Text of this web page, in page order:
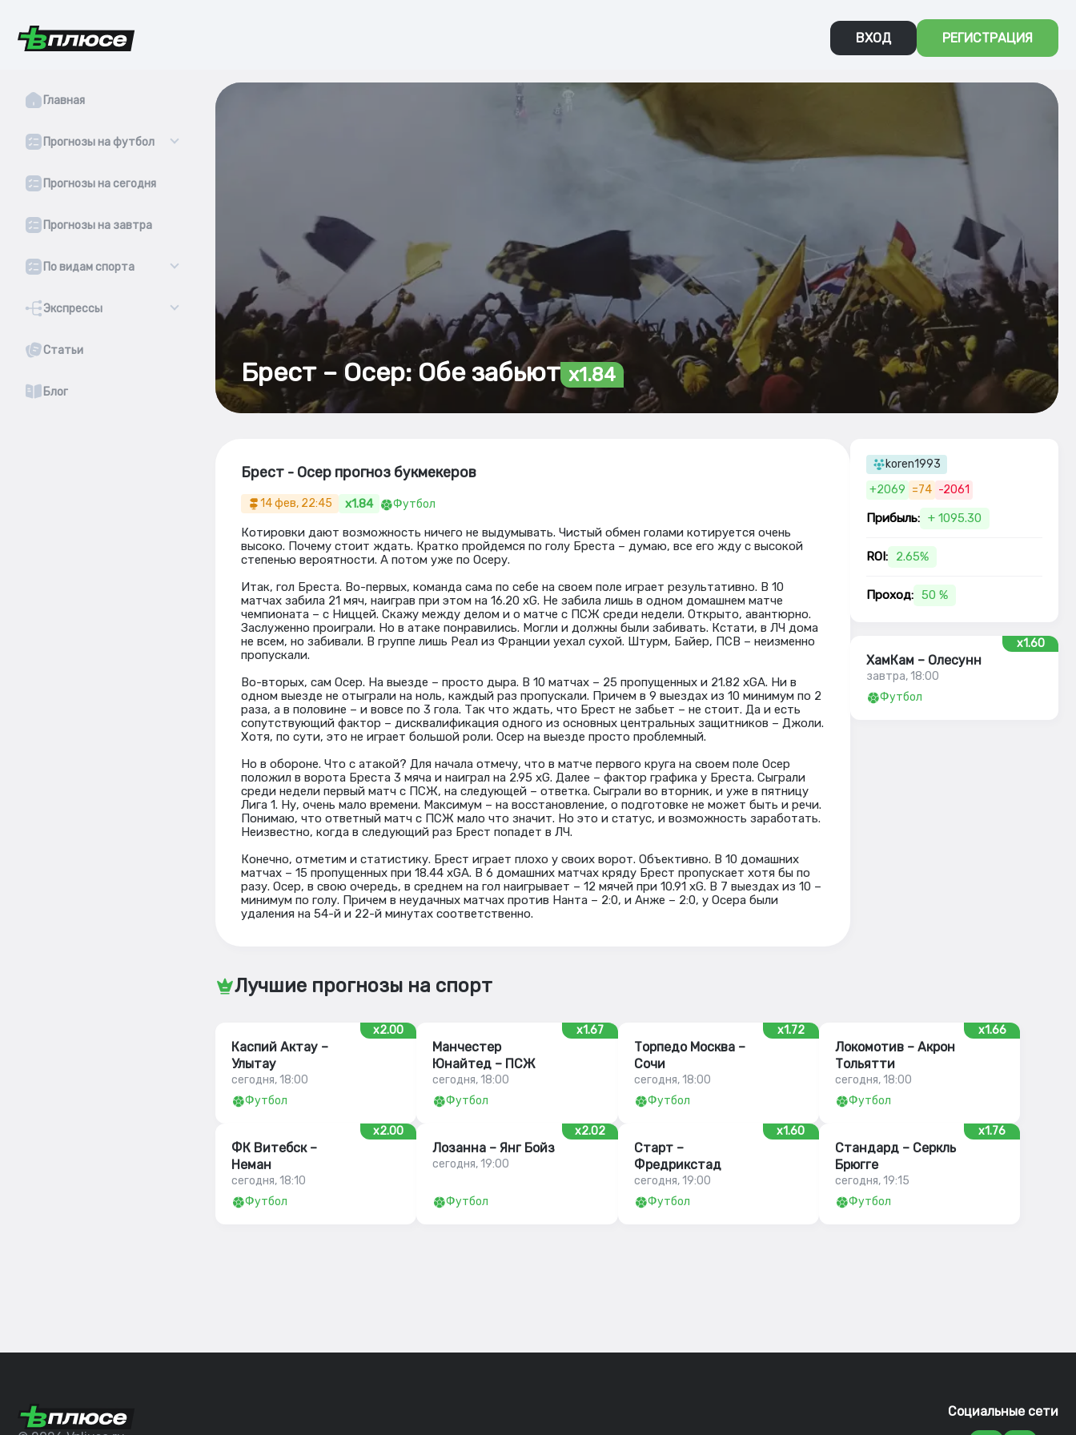
ВХОД РЕГИСТРАЦИЯ
Главная
Прогнозы на футбол
Прогнозы на сегодня
Прогнозы на завтра
По видам спорта
Экспрессы
Статьи
Блог
Брест – Осер: Обе забьют x1.84
Брест - Осер прогноз букмекеров
14 фев, 22:45 x1.84 Футбол
Котировки дают возможность ничего не выдумывать. Чистый обмен голами котируется очень
высоко. Почему стоит ждать. Кратко пройдемся по голу Бреста – думаю, все его жду с высокой
степенью вероятности. А потом уже по Осеру.
Итак, гол Бреста. Во-первых, команда сама по себе на своем поле играет результативно. В 10
матчах забила 21 мяч, наиграв при этом на 16.20 xG. Не забила лишь в одном домашнем матче
чемпионата – с Ниццей. Скажу между делом и о матче с ПСЖ среди недели. Открыто, авантюрно.
Заслуженно проиграли. Но в атаке понравились. Могли и должны были забивать. Кстати, в ЛЧ дома
не всем, но забивали. В группе лишь Реал из Франции уехал сухой. Штурм, Байер, ПСВ – неизменно
пропускали.
Во-вторых, сам Осер. На выезде – просто дыра. В 10 матчах – 25 пропущенных и 21.82 xGA. Ни в
одном выезде не отыграли на ноль, каждый раз пропускали. Причем в 9 выездах из 10 минимум по 2
раза, а в половине – и вовсе по 3 гола. Так что ждать, что Брест не забьет – не стоит. Да и есть
сопутствующий фактор – дисквалификация одного из основных центральных защитников – Джоли.
Хотя, по сути, это не играет большой роли. Осер на выезде просто проблемный.
Но в обороне. Что с атакой? Для начала отмечу, что в матче первого круга на своем поле Осер
положил в ворота Бреста 3 мяча и наиграл на 2.95 xG. Далее – фактор графика у Бреста. Сыграли
среди недели первый матч с ПСЖ, на следующей – ответка. Сыграли во вторник, и уже в пятницу
Лига 1. Ну, очень мало времени. Максимум – на восстановление, о подготовке не может быть и речи.
Понимаю, что ответный матч с ПСЖ мало что значит. Но это и статус, и возможность заработать.
Неизвестно, когда в следующий раз Брест попадет в ЛЧ.
Конечно, отметим и статистику. Брест играет плохо у своих ворот. Объективно. В 10 домашних
матчах – 15 пропущенных при 18.44 xGA. В 6 домашних матчах кряду Брест пропускает хотя бы по
разу. Осер, в свою очередь, в среднем на гол наигрывает – 12 мячей при 10.91 xG. В 7 выездах из 10 –
минимум по голу. Причем в неудачных матчах против Нанта – 2:0, и Анже – 2:0, у Осера были
удаления на 54-й и 22-й минутах соответственно.
koren1993
+2069 =74 -2061
Прибыль: + 1095.30
ROI: 2.65%
Проход: 50 %
x1.60
ХамКам – Олесунн
завтра, 18:00
Футбол
Лучшие прогнозы на спорт
x2.00
Каспий Актау –
Улытау
сегодня, 18:00
Футбол
x1.67
Манчестер
Юнайтед – ПСЖ
сегодня, 18:00
Футбол
x1.72
Торпедо Москва –
Сочи
сегодня, 18:00
Футбол
x1.66
Локомотив – Акрон
Тольятти
сегодня, 18:00
Футбол
x2.00
ФК Витебск –
Неман
сегодня, 18:10
Футбол
x2.02
Лозанна – Янг Бойз
сегодня, 19:00
Футбол
x1.60
Старт –
Фредрикстад
сегодня, 19:00
Футбол
x1.76
Стандард – Серкль
Брюгге
сегодня, 19:15
Футбол
Социальные сети